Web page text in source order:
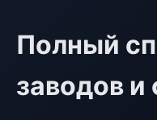
Полный
заводов